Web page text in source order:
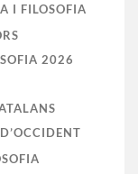
I FILOSOFIA
2026